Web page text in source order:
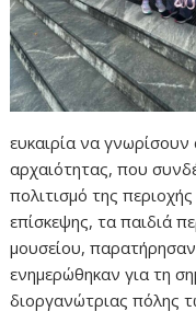
ευκαιρία να
αρχαιότητας, που
πολιτισμό της
επίσκεψης, τα παιδιά
μουσείου,
ενημερώθηκαν για τη
διοργανώτριας πόλης